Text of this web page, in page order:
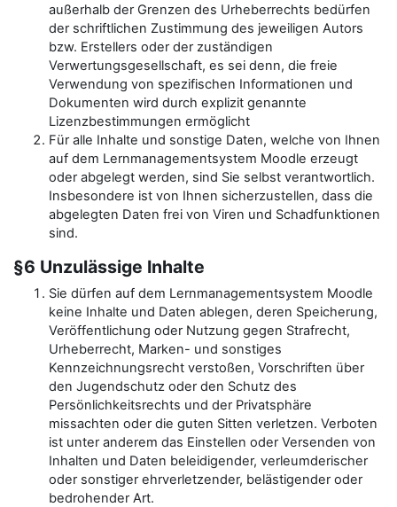
außerhalb der Grenzen des Urheberrechts bedürfen
der schriftlichen Zustimmung des jeweiligen Autors
bzw. Erstellers oder der zuständigen
Verwertungsgesellschaft, es sei denn, die freie
Verwendung von spezifischen Informationen und
Dokumenten wird durch explizit genannte
Lizenzbestimmungen ermöglicht
Für alle Inhalte und sonstige Daten, welche von Ihnen
auf dem Lernmanagementsystem Moodle erzeugt
oder abgelegt werden, sind Sie selbst verantwortlich.
Insbesondere ist von Ihnen sicherzustellen, dass die
abgelegten Daten frei von Viren und Schadfunktionen
sind.
§6 Unzulässige Inhalte
Sie dürfen auf dem Lernmanagementsystem Moodle
keine Inhalte und Daten ablegen, deren Speicherung,
Veröffentlichung oder Nutzung gegen Strafrecht,
Urheberrecht, Marken- und sonstiges
Kennzeichnungsrecht verstoßen, Vorschriften über
den Jugendschutz oder den Schutz des
Persönlichkeitsrechts und der Privatsphäre
missachten oder die guten Sitten verletzen. Verboten
ist unter anderem das Einstellen oder Versenden von
Inhalten und Daten beleidigender, verleumderischer
oder sonstiger ehrverletzender, belästigender oder
bedrohender Art.